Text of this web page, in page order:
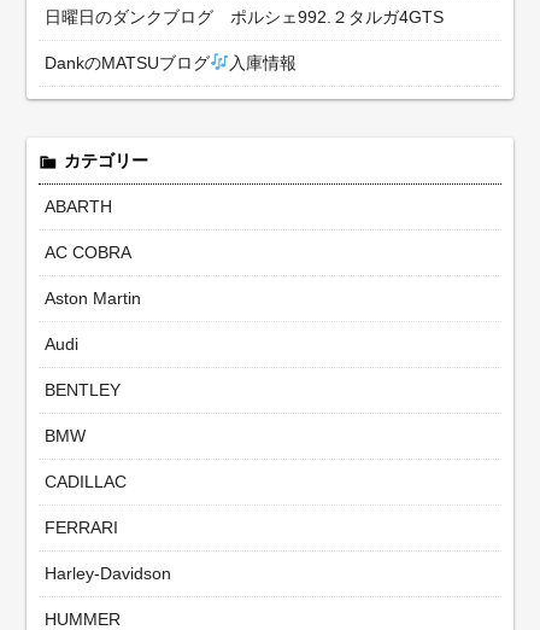
日曜日のダンクブログ ポルシェ992.２タルガ4GTS
DankのMATSUブログ 入庫情報
カテゴリー
ABARTH
AC COBRA
Aston Martin
Audi
BENTLEY
BMW
CADILLAC
FERRARI
Harley-Davidson
HUMMER